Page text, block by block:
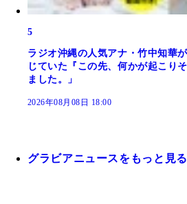
5
ラジオ沖縄の人気アナ・竹中知華
じていた『この先、何かが起こり
ました。」
2026年08月08日 18:00
グラビアニュースをもっと見る